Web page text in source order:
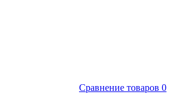
Сравнение товаров 0